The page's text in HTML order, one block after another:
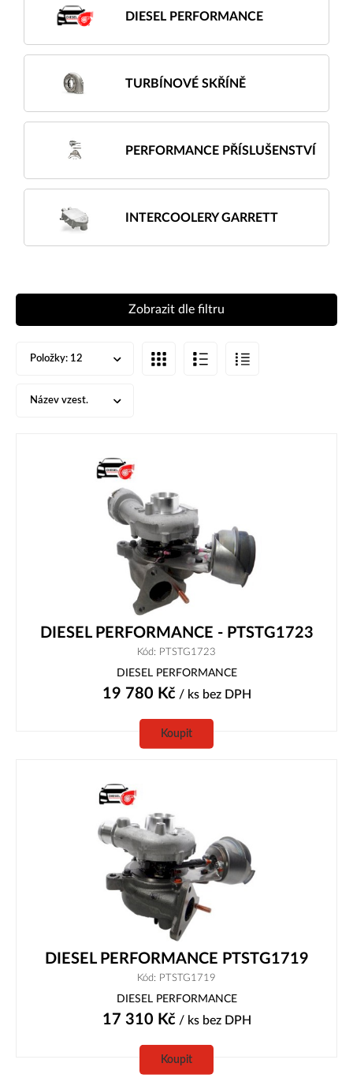
DIESEL PERFORMANCE
TURBÍNOVÉ SKŘÍNĚ
PERFORMANCE PŘÍSLUŠENSTVÍ
INTERCOOLERY GARRETT
Zobrazit dle filtru
Položky: 12
Název vzest.
DIESEL PERFORMANCE - PTSTG1723
Kód: PTSTG1723
DIESEL PERFORMANCE
19 780 Kč/ ks bez DPH
Koupit
DIESEL PERFORMANCE PTSTG1719
Kód: PTSTG1719
DIESEL PERFORMANCE
17 310 Kč/ ks bez DPH
Koupit